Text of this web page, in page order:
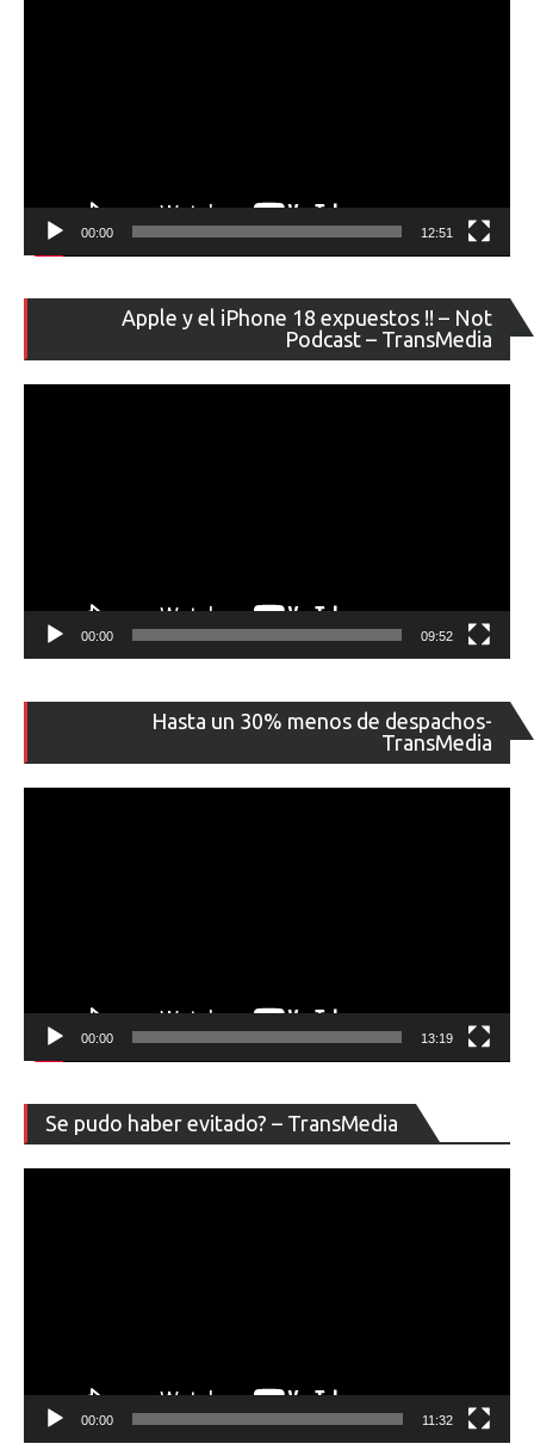
00:00 12:51
Apple y el iPhone 18 expuestos !! – Not
Podcast – TransMedia
de
00:00 09:52
Hasta un 30% menos de despachos-
TransMedia
de
00:00 13:19
Se pudo haber evitado? – TransMedia
de
00:00 11:32